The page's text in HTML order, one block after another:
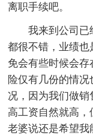
离职手续吧。
我来到公司已
都很不错，业绩
免会有些时候会
险仅有几份的情
况，因为我们做
高工资自然就高
老婆说还是希望